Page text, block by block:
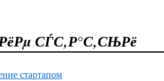
СЃС‚Р°С‚СЊРё
стартапом